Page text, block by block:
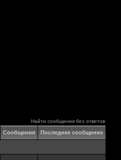
Найти сообщения без ответов
Сообщения Последнее сообщение